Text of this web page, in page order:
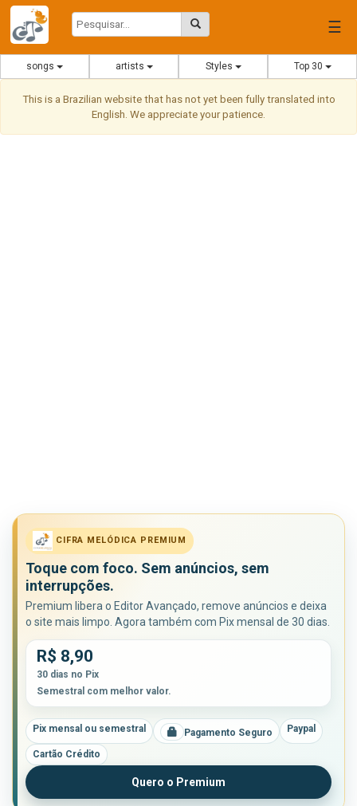
☰
songs artists Styles Top 30
This is a Brazilian website that has not yet been fully translated into
English. We appreciate your patience.
CIFRA MELÓDICA PREMIUM
Toque com foco. Sem anúncios, sem
interrupções.
Premium libera o Editor Avançado, remove anúncios e deixa
o site mais limpo. Agora também com Pix mensal de 30 dias.
R$ 8,90
30 dias no Pix
Semestral com melhor valor.
Pix mensal ou semestral Pagamento Seguro Paypal
Cartão Crédito
Quero o Premium